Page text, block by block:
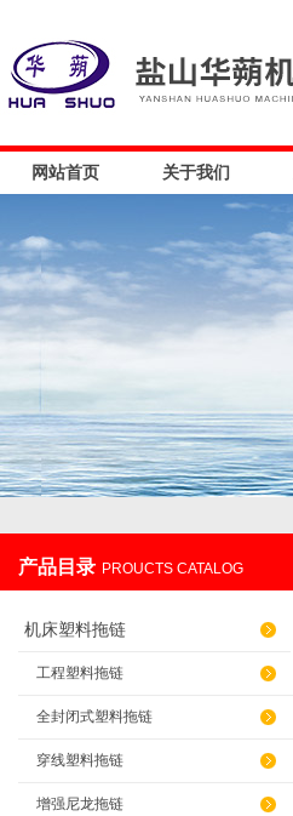
网站首页 关于我们
产品目录 PROUCTS CATALOG
机床塑料拖链
工程塑料拖链
全封闭式塑料拖链
穿线塑料拖链
增强尼龙拖链